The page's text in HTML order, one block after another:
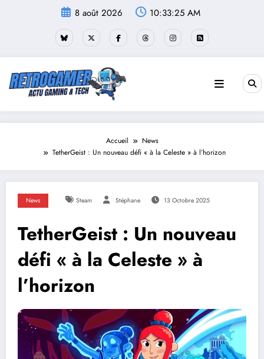
8 août 2026 10:33:26 AM
Accueil
News
TetherGeist : Un nouveau défi « à la Celeste » à l’horizon
News Steam Stéphane 13 Octobre 2025
TetherGeist : Un nouveau
défi « à la Celeste » à
l’horizon